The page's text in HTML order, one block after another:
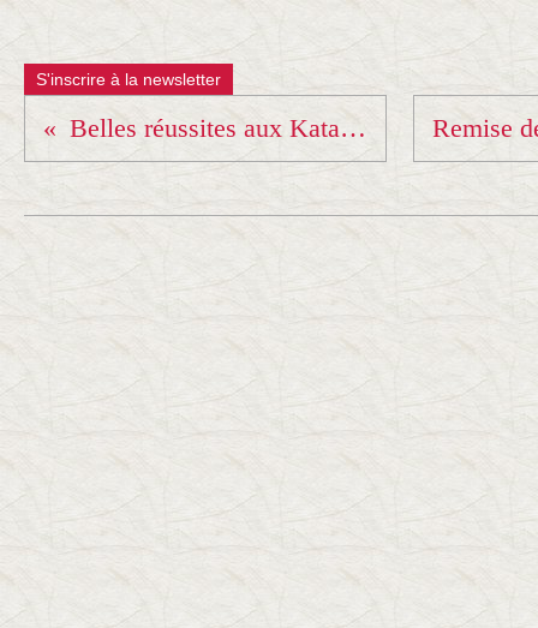
S'inscrire à la newsletter
Belles réussites aux Kata et UV techniques !